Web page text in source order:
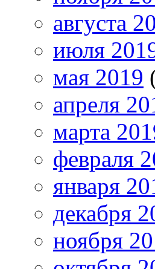
августа
июля
мая 2019
апреля
марта
февраля
января
декабря
ноября